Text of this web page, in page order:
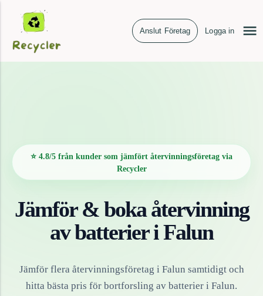
Anslut Företag Logga in
⭐ 4.8/5 från kunder som jämfört återvinningsföretag via
Recycler
Jämför & boka återvinning
avbatterieriFalun
Jämför flera återvinningsföretag i Falun samtidigt och
hitta bästa pris för bortforsling av batterier i Falun.